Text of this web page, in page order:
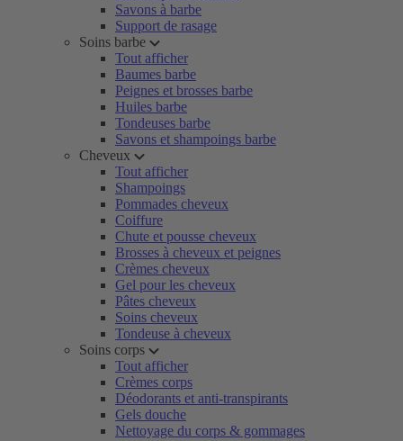
Savons à barbe
Support de rasage
Soins barbe
Tout afficher
Baumes barbe
Peignes et brosses barbe
Huiles barbe
Tondeuses barbe
Savons et shampoings barbe
Cheveux
Tout afficher
Shampoings
Pommades cheveux
Coiffure
Chute et pousse cheveux
Brosses à cheveux et peignes
Crèmes cheveux
Gel pour les cheveux
Pâtes cheveux
Soins cheveux
Tondeuse à cheveux
Soins corps
Tout afficher
Crèmes corps
Déodorants et anti-transpirants
Gels douche
Nettoyage du corps & gommages